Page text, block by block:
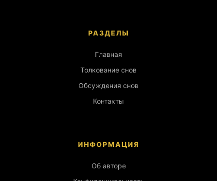
РАЗДЕЛЫ
Главная
Толкование снов
Обсуждения снов
Контакты
ИНФОРМАЦИЯ
Об авторе